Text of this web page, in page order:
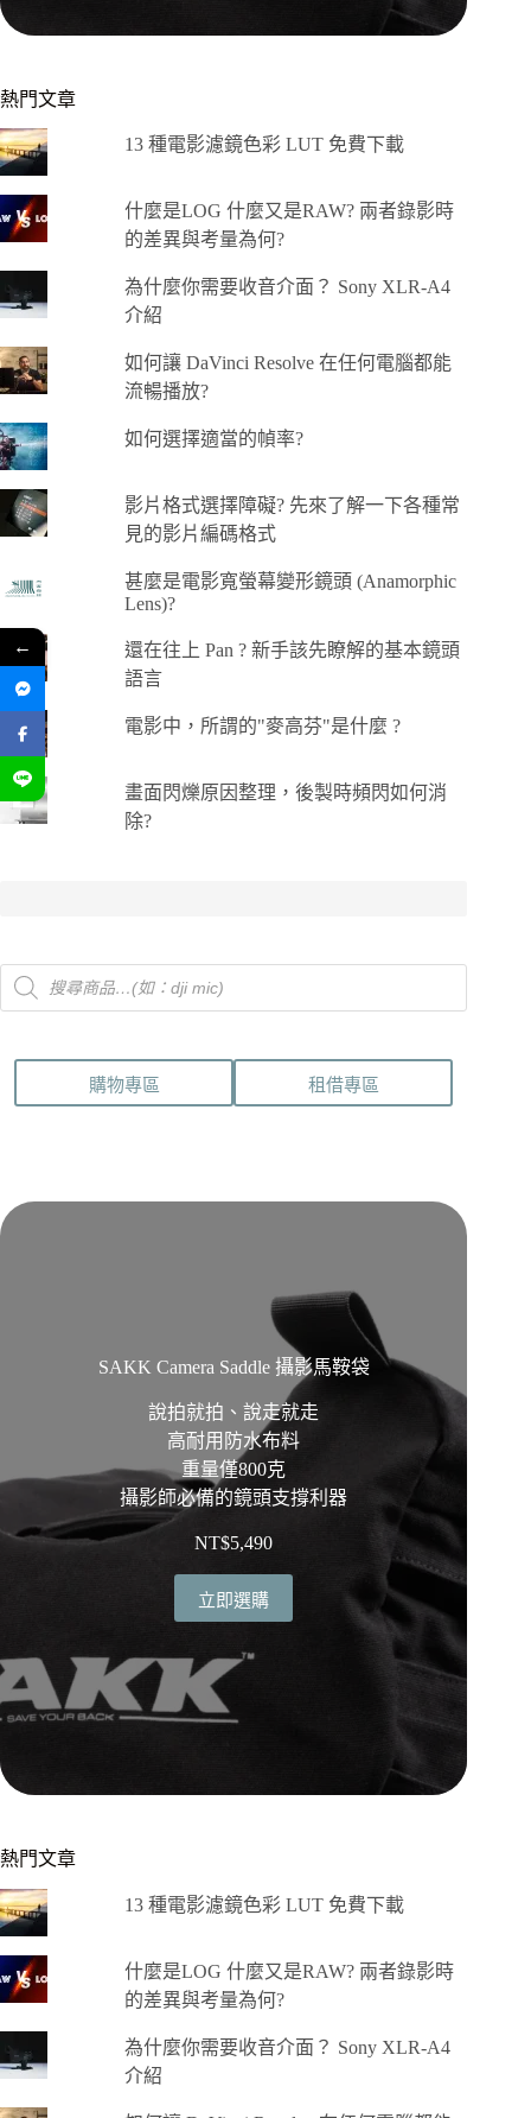
熱門文章
13 種電影濾鏡色彩 LUT 免費下載
什麼是LOG 什麼又是RAW? 兩者錄影時
的差異與考量為何?
為什麼你需要收音介面？ Sony XLR-A4
介紹
如何讓 DaVinci Resolve 在任何電腦都能
流暢播放?
如何選擇適當的幀率?
影片格式選擇障礙? 先來了解一下各種常
見的影片編碼格式
甚麼是電影寬螢幕變形鏡頭 (Anamorphic
Lens)?
還在往上 Pan ? 新手該先瞭解的基本鏡頭
語言
電影中，所謂的"麥高芬"是什麼 ?
畫面閃爍原因整理，後製時頻閃如何消
除?
Products
search
購物專區 租借專區
SAKK Camera Saddle 攝影馬鞍袋
說拍就拍、說走就走
高耐用防水布料
重量僅800克
攝影師必備的鏡頭支撐利器
NT$5,490
立即選購
熱門文章
13 種電影濾鏡色彩 LUT 免費下載
什麼是LOG 什麼又是RAW? 兩者錄影時
的差異與考量為何?
為什麼你需要收音介面？ Sony XLR-A4
介紹
←